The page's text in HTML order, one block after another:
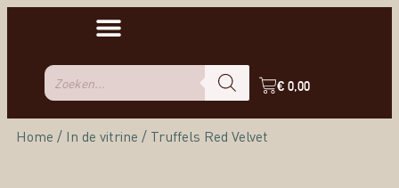
€0,00
Home / In de vitrine / Truffels Red Velvet